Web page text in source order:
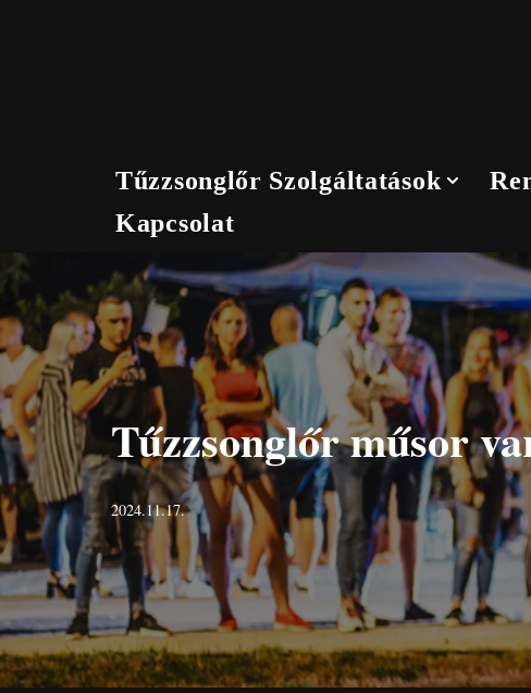
Tűzzsonglőr Szolgáltatások
Kapcsolat
Tűzzsonglőr műsor
2024.11.17.